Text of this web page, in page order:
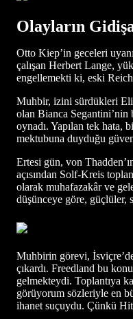
Olayların
Otto Kiep’in geceleri
çalışan Herbert Lange,
engellemekti ki, eski
Muhbir, izini sürdükleri
olan Bianca
oynadı. Yapılan tek
mektubuna duyduğu
Ertesi gün, von
açısından Solf-Kreis
olarak muhafazakâr ve
düşünceye göre, güçlüler,
Muhbirin görevi,
çıkardı. Freedland bu
gelmekteydi. Toplantıya
görüyorum sözleriyle en
ihanet suçuydu. Çünkü